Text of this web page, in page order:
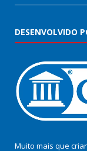
DESENVOLVIDO
Muito mais que